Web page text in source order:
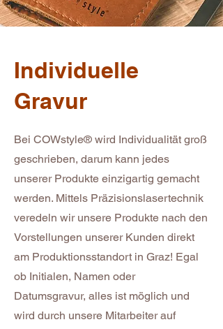
Individuelle
Gravur
Bei COWstyle® wird Individualität groß
geschrieben, darum kann jedes
unserer Produkte einzigartig gemacht
werden. Mittels Präzisionslasertechnik
veredeln wir unsere Produkte nach den
Vorstellungen unserer Kunden direkt
am Produktionsstandort in Graz! Egal
ob Initialen, Namen oder
Datumsgravur, alles ist möglich und
wird durch unsere Mitarbeiter auf